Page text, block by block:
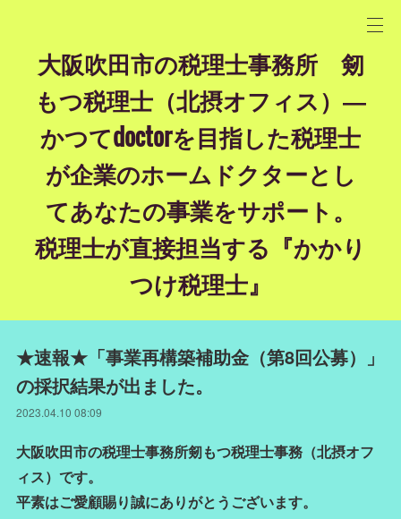
大阪吹田市の税理士事務所 剱
もつ税理士（北摂オフィス）―
かつてdoctorを目指した税理士
が企業のホームドクターとし
てあなたの事業をサポート。
税理士が直接担当する『かかり
つけ税理士』
★速報★「事業再構築補助金（第8回公募）」
の採択結果が出ました。
2023.04.10 08:09
大阪吹田市の税理士事務所剱もつ税理士事務（北摂オフ
ィス）です。
平素はご愛顧賜り誠にありがとうございます。